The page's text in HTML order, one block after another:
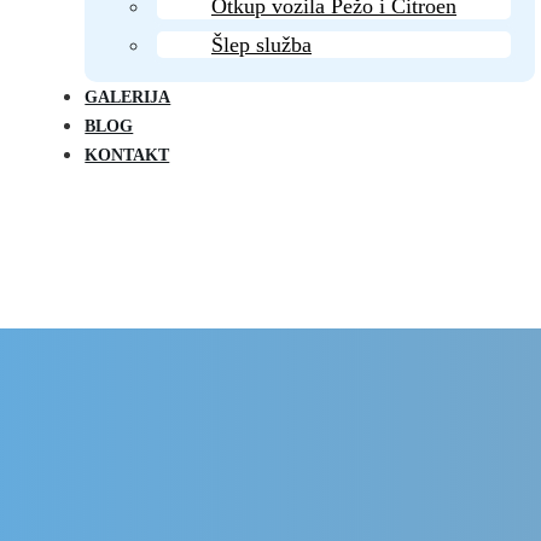
Otkup vozila Pežo i Citroen
Šlep služba
GALERIJA
BLOG
KONTAKT